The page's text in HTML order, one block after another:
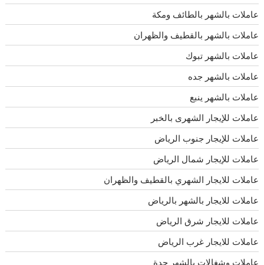
عاملات بالشهر بالطائف ومكة
عاملات بالشهر بالقطيف والظهران
عاملات بالشهر تبوك
عاملات بالشهر جده
عاملات بالشهر ينبع
عاملات للإيجار الشهرى بالخبر
عاملات للإيجار جنوب الرياض
عاملات للإيجار شمال الرياض
عاملات للايجار الشهري بالقطيف والظهران
عاملات للايجار بالشهر بالرياض
عاملات للايجار شرق الرياض
عاملات للايجار غرب الرياض
عاملات وشغالات بالشهر جدة